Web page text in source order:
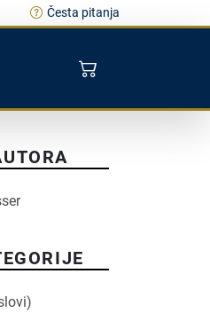
Česta pitanja